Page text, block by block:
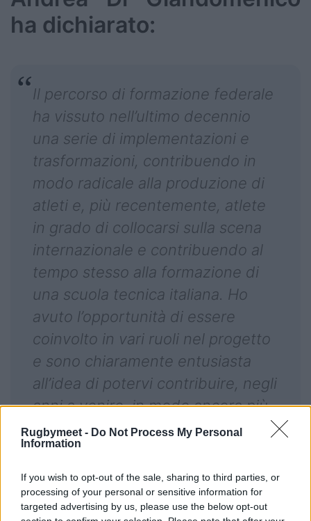
Rugbymeet - Do Not Process My Personal
Information
If you wish to opt-out of the sale, sharing to third parties, or
processing of your personal or sensitive information for
targeted advertising by us, please use the below opt-out
ha dichiarato:
Il percorso di formazione federale
ha vissuto nell’ultimo decennio
una serie di implementazioni e
trasformazioni, contribuendo in
modo radicale alla produzione di
atleti e, più recentemente, atlete
in grado di collocarsi sulla scena
internazionale e contribuendo al
tempo stesso alla formazione di
una scuola tecnica italiana. Ho
avuto l’opportunità di essere
coinvolto in vari ruoli nel progetto
e sono chiaramente entusiasta
all’idea di potervi contribuire, negli
anni a venire, in modo ancora più
concreto lavorando a stretto
contatto con gli staff dei Centri di
Formazione, delle Accademie e
dei Club, per contribuire allo
sviluppo olistico del nostro